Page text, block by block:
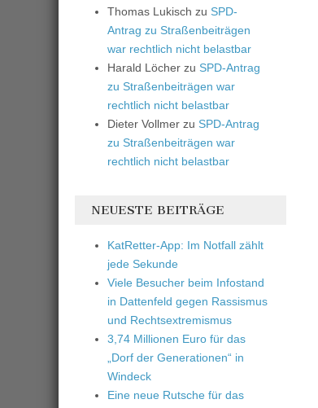
Thomas Lukisch zu SPD-
Antrag zu Straßenbeiträgen
war rechtlich nicht belastbar
Harald Löcher zu SPD-Antrag
zu Straßenbeiträgen war
rechtlich nicht belastbar
Dieter Vollmer zu SPD-Antrag
zu Straßenbeiträgen war
rechtlich nicht belastbar
NEUESTE BEITRÄGE
KatRetter-App: Im Notfall zählt
jede Sekunde
Viele Besucher beim Infostand
in Dattenfeld gegen Rassismus
und Rechtsextremismus
3,74 Millionen Euro für das
„Dorf der Generationen“ in
Windeck
Eine neue Rutsche für das